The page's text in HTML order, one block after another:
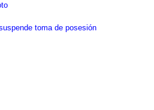
toma de posesión